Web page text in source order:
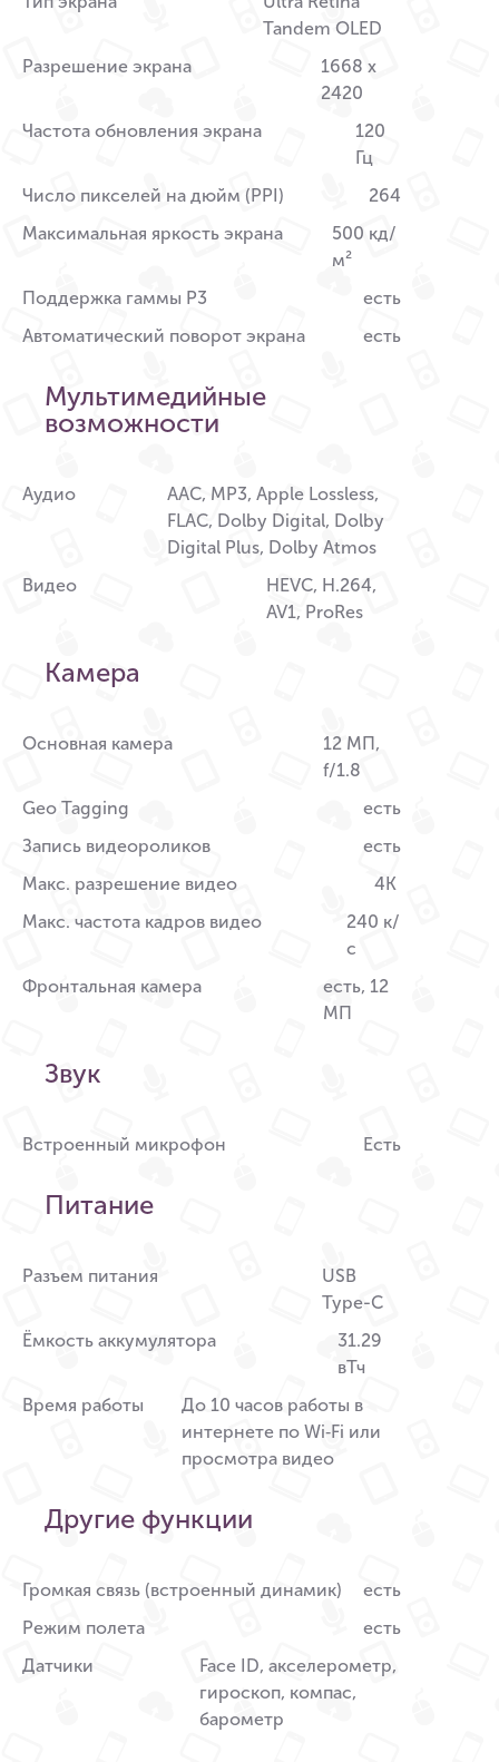
Tandem OLED
Разрешение экрана
1668 x
2420
Частота обновления экрана
120
Гц
Число пикселей на дюйм (PPI)
264
Максимальная яркость экрана
500 кд/
м²
Поддержка гаммы P3
есть
Автоматический поворот экрана
есть
Мультимедийные
возможности
Аудио
AAC, MP3, Apple Lossless,
FLAC, Dolby Digital, Dolby
Digital Plus, Dolby Atmos
Видео
HEVC, H.264,
AV1, ProRes
Камера
Основная камера
12 МП,
f/1.8
Geo Tagging
есть
Запись видеороликов
есть
Макс. разрешение видео
4K
Макс. частота кадров видео
240 к/
с
Фронтальная камера
есть, 12
МП
Звук
Встроенный микрофон Есть
Питание
Разъем питания
USB
Type-C
Ёмкость аккумулятора
31.29
вТч
Время работы
До 10 часов работы в
интернете по Wi‑Fi или
просмотра видео
Другие функции
Громкая связь (встроенный динамик)
есть
Режим полета
есть
Датчики
Face ID, акселерометр,
гироскоп, компас,
барометр